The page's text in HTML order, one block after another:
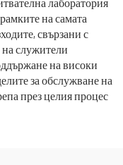
лаборатория
на самата
свързани с
на служители
на високи
за обслужване на
през целия процес